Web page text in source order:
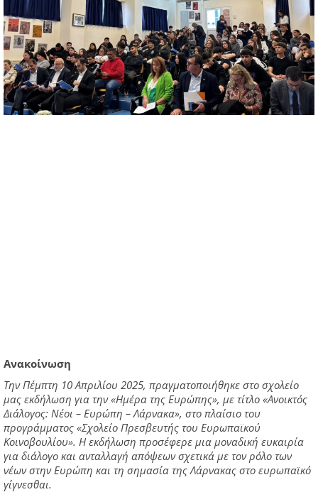
Ανακοίνωση
Την Πέμπτη 10 Απριλίου 2025, πραγματοποιήθηκε στο σχολείο
μας εκδήλωση για την «Ημέρα της Ευρώπης», με τίτλο «Ανοικτός
Διάλογος: Νέοι – Ευρώπη – Λάρνακα», στο πλαίσιο του
προγράμματος «Σχολείο Πρεσβευτής του Ευρωπαϊκού
Κοινοβουλίου». Η εκδήλωση προσέφερε μια μοναδική ευκαιρία
για διάλογο και ανταλλαγή απόψεων σχετικά με τον ρόλο των
νέων στην Ευρώπη και τη σημασία της Λάρνακας στο ευρωπαϊκό
γίγνεσθαι.